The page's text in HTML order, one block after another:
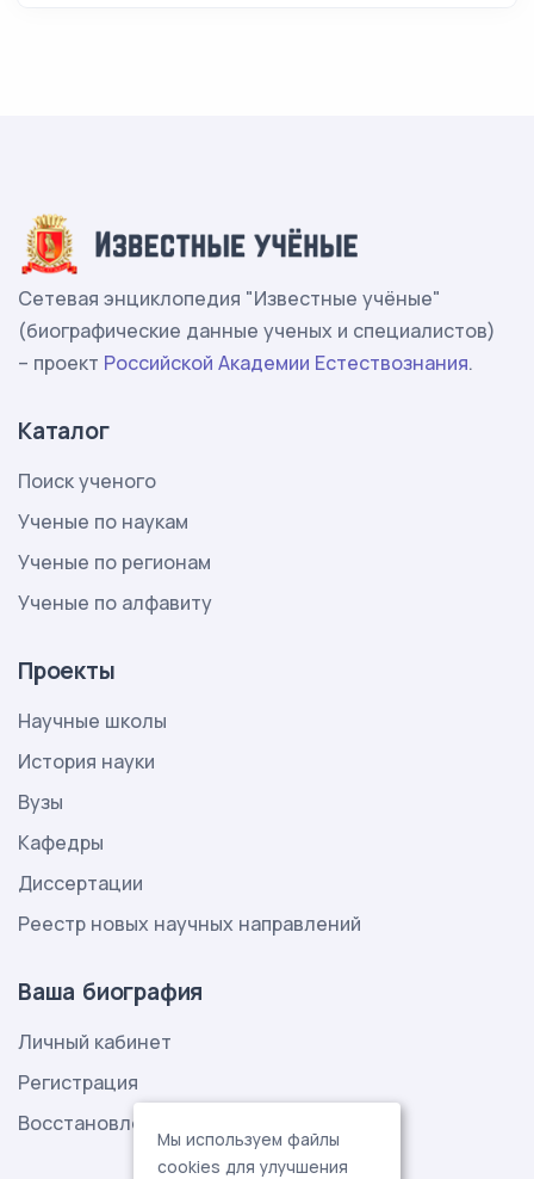
Сетевая энциклопедия "Известные учёные"
(биографические данные ученых и специалистов)
– проект Российской Академии Естествознания.
Каталог
Поиск ученого
Ученые по наукам
Ученые по регионам
Ученые по алфавиту
Проекты
Научные школы
История науки
Вузы
Кафедры
Диссертации
Реестр новых научных направлений
Ваша биография
Личный кабинет
Регистрация
Восстановление пароля
Мы используем файлы
cookies для улучшения